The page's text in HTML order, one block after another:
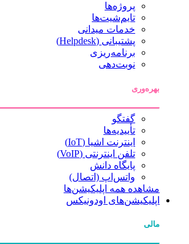
پروژه‌ها
تایم‌شیت‌ها
خدمات میدانی
پشتیبانی (Helpdesk)
برنامه‌ریزی
نوبت‌دهی
بهره‌وری
گفتگو
تأییدیه‌ها
اینترنت اشیا (IoT)
تلفن اینترنتی (VoIP)
پایگاه دانش
واتس‌اپ (اتصال)
مشاهده همه اپلیکیشن‌ها
اپلیکیشن‌های اودونیکس
مالی